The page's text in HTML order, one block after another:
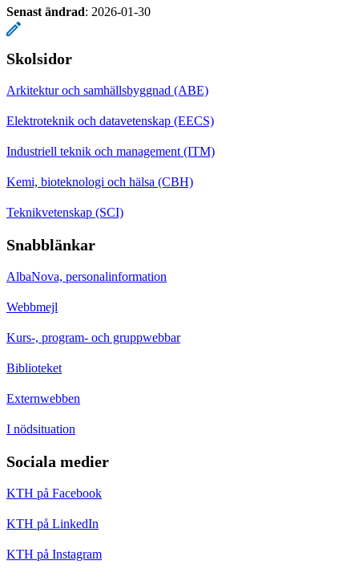
Senast ändrad: 2026-01-30
Skolsidor
Arkitektur och samhällsbyggnad (ABE)
Elektroteknik och datavetenskap (EECS)
Industriell teknik och management (ITM)
Kemi, bioteknologi och hälsa (CBH)
Teknikvetenskap (SCI)
Snabblänkar
AlbaNova, personalinformation
Webbmejl
Kurs-, program- och gruppwebbar
Biblioteket
Externwebben
I nödsituation
Sociala medier
KTH på Facebook
KTH på LinkedIn
KTH på Instagram